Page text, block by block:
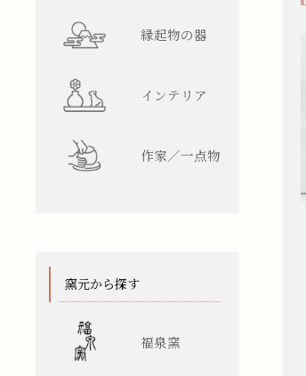
縁起物の器
インテリア
作家／一点物
窯元から探す
福泉窯